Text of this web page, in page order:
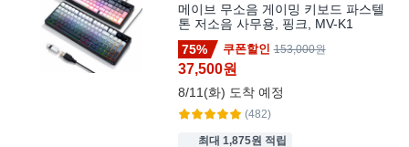
메이브 무소음 게이밍 키보드 파스텔
톤 저소음 사무용, 핑크, MV-K1
75%
쿠폰할인 153,000원
37,500원
8/11(화) 도착 예정
(482)
최대 1,875원 적립